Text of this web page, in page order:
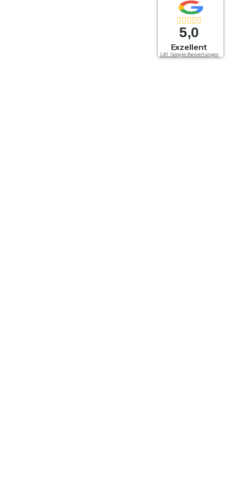
5,0
Exzellent
149 Google-Bewertungen